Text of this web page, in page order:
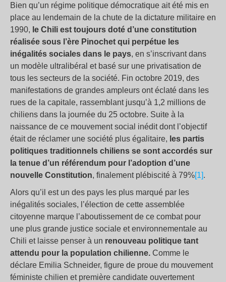
Bien qu’un régime politique démocratique ait été mis en
place au lendemain de la chute de la dictature militaire en
1990, le Chili est toujours doté d’une constitution
réalisée sous l’ère Pinochet qui perpétue les
inégalités sociales dans le pays, en s’inscrivant dans
un modèle ultralibéral et basé sur une privatisation de
tous les secteurs de la société. Fin octobre 2019, des
manifestations de grandes ampleurs ont éclaté dans les
rues de la capitale, rassemblant jusqu’à 1,2 millions de
chiliens dans la journée du 25 octobre. Suite à la
naissance de ce mouvement social inédit dont l’objectif
était de réclamer une société plus égalitaire, les partis
politiques traditionnels chiliens se sont accordés sur
la tenue d’un référendum pour l’adoption d’une
nouvelle Constitution, finalement plébiscité à 79%[1].
Alors qu’il est un des pays les plus marqué par les
inégalités sociales, l’élection de cette assemblée
citoyenne marque l’aboutissement de ce combat pour
une plus grande justice sociale et environnementale au
Chili et laisse penser à un renouveau politique tant
attendu pour la population chilienne. Comme le
déclare Emilia Schneider, figure de proue du mouvement
féministe chilien et première candidate ouvertement